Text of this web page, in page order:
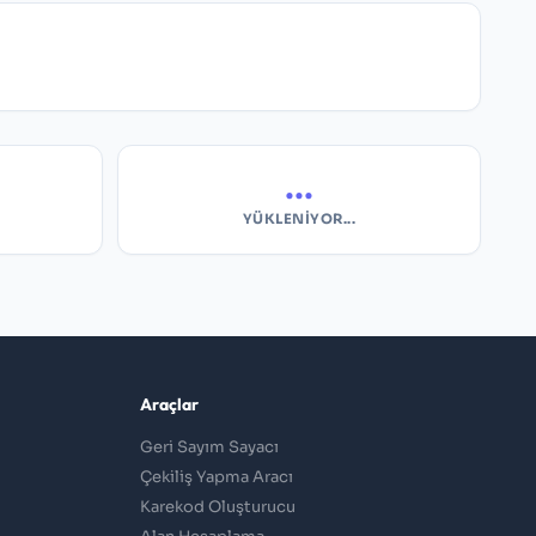
...
YÜKLENIYOR...
Araçlar
Geri Sayım Sayacı
Çekiliş Yapma Aracı
Karekod Oluşturucu